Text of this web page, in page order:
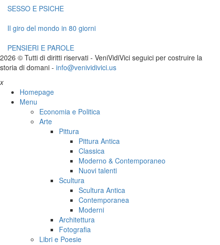
SESSO E PSICHE
Il giro del mondo in 80 giorni
PENSIERI E PAROLE
2026 © Tutti di diritti riservati - VeniVidiVici seguici per costruire la
storia di domani - info@venividivici.us
x
Homepage
Menu
Economia e Politica
Arte
Pittura
Pittura Antica
Classica
Moderno & Contemporaneo
Nuovi talenti
Scultura
Scultura Antica
Contemporanea
Moderni
Architettura
Fotografia
Libri e Poesie